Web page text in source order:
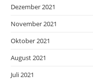
Dezember 2021
November 2021
Oktober 2021
August 2021
Juli 2021